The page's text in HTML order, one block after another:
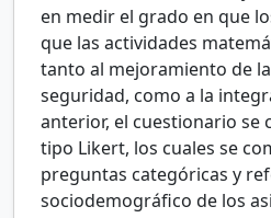
en medir el grado en que
que las actividades
tanto al mejoramiento de
seguridad, como a la
anterior, el cuestionario se
tipo Likert, los cuales se
preguntas categóricas y
sociodemográfico de los